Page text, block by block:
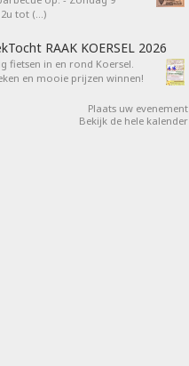
tot (…)
RAAK KOERSEL 2026
fietsen in en rond Koersel.
en mooie prijzen winnen!
Plaats uw evenement
Bekijk de hele kalender